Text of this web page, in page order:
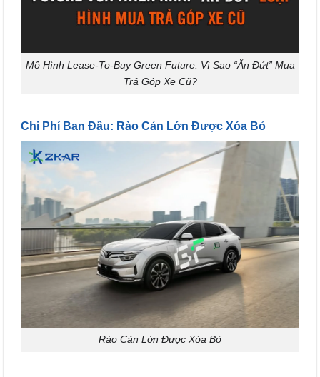
Mô Hình Lease-To-Buy Green Future: Vì Sao “Ăn Đứt” Mua
Trả Góp Xe Cũ?
Chi Phí Ban Đầu: Rào Cản Lớn Được Xóa Bỏ
Rào Cản Lớn Được Xóa Bỏ